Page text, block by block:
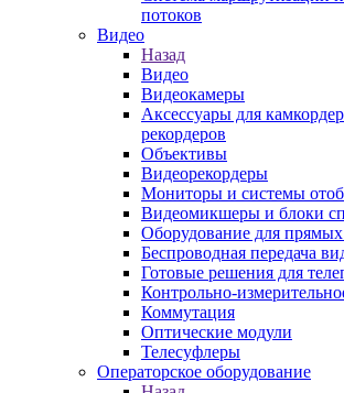
потоков
Видео
Назад
Видео
Видеокамеры
Аксессуары для
рекордеров
Объективы
Видеорекордеры
Мониторы и системы
Видеомикшеры и блоки
Оборудование для
Беспроводная передача
Готовые решения для
Контрольно-
Коммутация
Оптические модули
Телесуфлеры
Операторское оборудование